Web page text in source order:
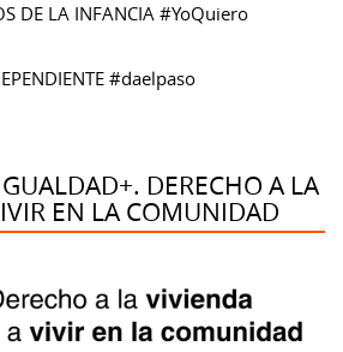
DE LA INFANCIA #YoQuiero
#daelpaso
DERECHO A LA
EN LA COMUNIDAD